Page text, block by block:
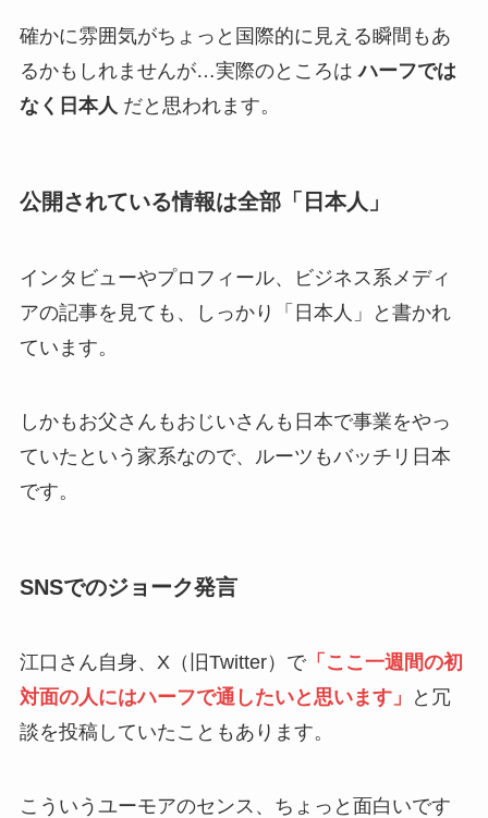
確かに雰囲気がちょっと国際的に見える瞬間もあ
るかもしれませんが…実際のところはハーフでは
なく日本人 だと思われます。
公開されている情報は全部「日本人」
インタビューやプロフィール、ビジネス系メディ
アの記事を見ても、しっかり「日本人」と書かれ
ています。
しかもお父さんもおじいさんも日本で事業をやっ
ていたという家系なので、ルーツもバッチリ日本
です。
SNSでのジョーク発言
江口さん自身、X（旧Twitter）で「ここ一週間の初
対面の人にはハーフで通したいと思います」
と冗
談を投稿していたこともあります。
こういうユーモアのセンス、ちょっと面白いです